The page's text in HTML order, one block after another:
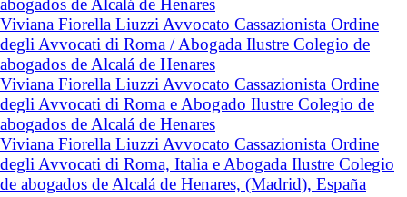
abogados de Alcalá de Henares
Viviana Fiorella Liuzzi Avvocato Cassazionista Ordine
degli Avvocati di Roma / Abogada Ilustre Colegio de
abogados de Alcalá de Henares
Viviana Fiorella Liuzzi Avvocato Cassazionista Ordine
degli Avvocati di Roma e Abogado Ilustre Colegio de
abogados de Alcalá de Henares
Viviana Fiorella Liuzzi Avvocato Cassazionista Ordine
degli Avvocati di Roma, Italia e Abogada Ilustre Colegio
de abogados de Alcalá de Henares, (Madrid), España